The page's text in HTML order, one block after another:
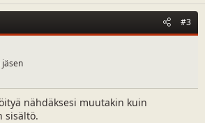
#3
jäsen
nähdäksesi muutakin kuin
sisältö.